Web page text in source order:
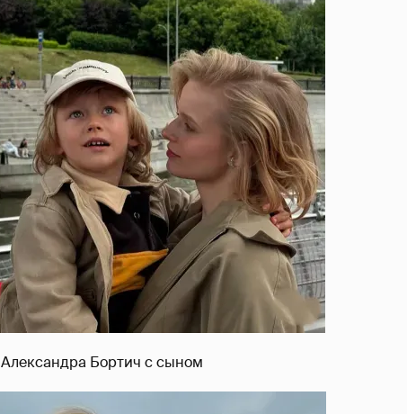
Александра Бортич с сыном